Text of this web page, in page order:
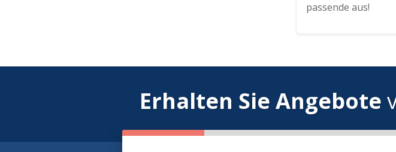
passende aus!
Erhalten Sie Angebote